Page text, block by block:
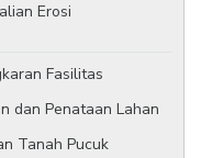
Erosi
Fasilitas
dan Penataan Lahan
Tanah Pucuk